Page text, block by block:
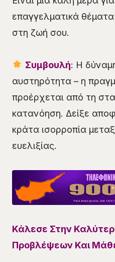
επαγγελματικά
στη ζωή σου.
Συμβουλή: Η
αυστηρότητα – η
προέρχεται από τη
κατανόηση. Δείξε
κράτα ισορροπία
ευελιξίας.
Κάλεσε Στην
Προβλέψεων Και Μάθε